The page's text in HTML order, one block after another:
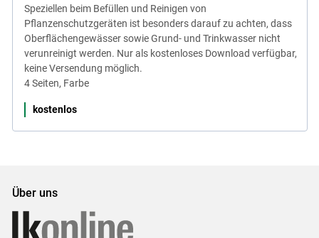
Speziellen beim Befüllen und Reinigen von
Pflanzenschutzgeräten ist besonders darauf zu achten, dass
Oberflächengewässer sowie Grund- und Trinkwasser nicht
verunreinigt werden. Nur als kostenloses Download verfügbar,
keine Versendung möglich.
4 Seiten, Farbe
kostenlos
Über uns